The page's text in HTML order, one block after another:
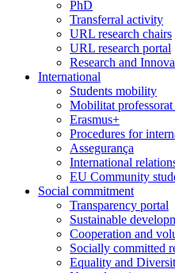
PhD
Transferral activity
URL research chairs
URL research portal
Research and
International
Students mobility
Mobilitat
Erasmus+
Procedures for
Assegurança
International
EU Community
Social commitment
Transparency portal
Sustainable
Cooperation and
Socially committed
Equality and